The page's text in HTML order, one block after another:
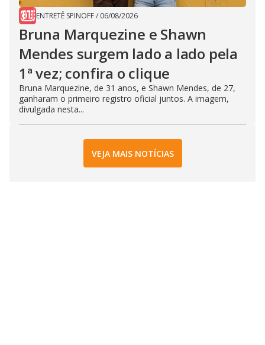
ENTRETÊ SPINOFF/ 06/08/2026
Bruna Marquezine e Shawn
Mendes surgem lado a lado pela
1ª vez; confira o clique
Bruna Marquezine, de 31 anos, e Shawn Mendes, de 27,
ganharam o primeiro registro oficial juntos. A imagem,
divulgada nesta...
VEJA MAIS NOTÍCIAS